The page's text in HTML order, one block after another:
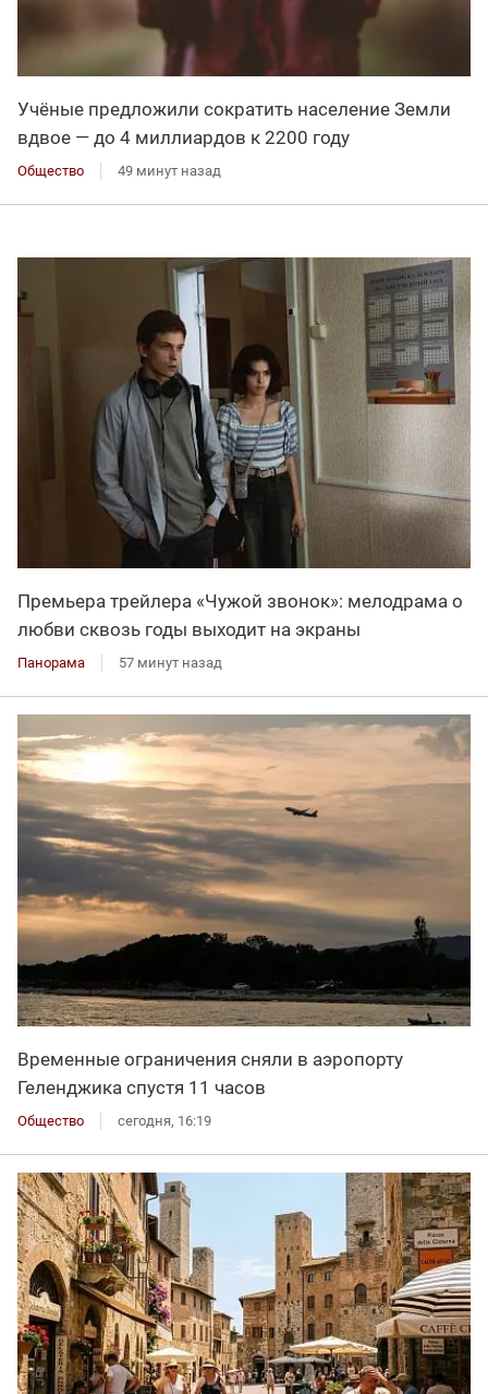
Учёные предложили сократить население Земли
вдвое — до 4 миллиардов к 2200 году
Общество 49 минут назад
Премьера трейлера «Чужой звонок»: мелодрама о
любви сквозь годы выходит на экраны
Панорама 57 минут назад
Временные ограничения сняли в аэропорту
Геленджика спустя 11 часов
Общество сегодня, 16:19